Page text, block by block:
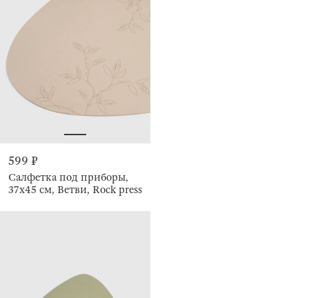
599 ₽
Салфетка под приборы,
37x45 см, Ветви, Rock press